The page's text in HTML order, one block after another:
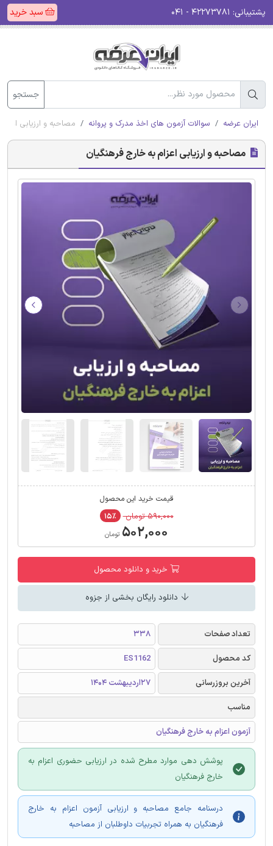
پشتیبانی: سبد خرید
جستجو
ایران عرضه سوالات آزمون های اخذ مدرک و پروانه مصاحبه و ارزیابی
مصاحبه و ارزیابی اعزام به خارج فرهنگیان
قیمت خرید این محصول
۵۹۰,۰۰۰ تومان ۱۵٪
۵۰۲,۰۰۰ تومان
خرید و دانلود محصول
دانلود رایگان بخشی از جزوه
تعداد صفحات
338
کد محصول
ES1162
آخرین بروزرسانی
27اردیبهشت 1404
مناسب
آزمون اعزام به خارج فرهنگیان
پوشش دهی موارد مطرح شده در ارزیابی حضوری اعزام به
خارج فرهنگیان
درسنامه جامع مصاحبه و ارزیابی آزمون اعزام به خارج
فرهنگیان به همراه تجربیات داوطلبان از مصاحبه